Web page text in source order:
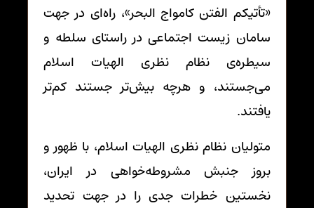
«تأتیکم الفتن کامواج البحر»، راه‌ای در جهت
سامان زیست اجتماعی در راستای سلطه و
سیطره‌ی نظام نظری الهیات اسلام
می‌جستند، و هرچه بیش‌تر جستند کم‌تر
یافتند.
متولیان نظام نظری الهیات اسلام، با ظهور و
بروز جنبش مشروطه‌خواهی در ایران،
نخستین خطرات جدی را در جهت تحدید